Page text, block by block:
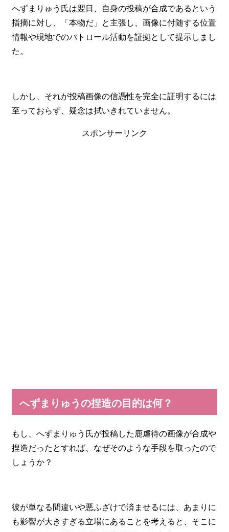
へずまりゅう氏は翌日、自身の投稿が合成であるという
指摘に対し、「本物だ」と主張し、画像に付随する位置
情報や現地でのパトロール活動を証拠として提示しまし
た。
しかし、それが投稿画像の信憑性を完全に証明するには
至っておらず、疑念は拭いきれていません。
スポンサーリンク
へずまりゅうの捏造の目的は何？
もし、へずまりゅう氏が投稿した鹿虐待の画像が合成や
捏造だったとすれば、なぜそのような手段を取ったので
しょうか？
彼が単なる間違いや悪ふざけで済ませるには、あまりに
も影響が大きすぎる立場にあることを考えると、そこに